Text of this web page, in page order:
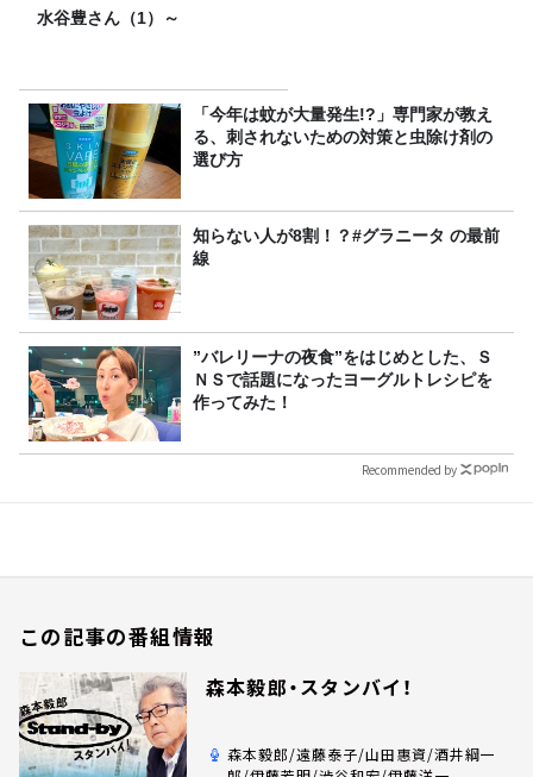
水谷豊さん（1）～
「今年は蚊が大量発生!?」専門家が教え
る、刺されないための対策と虫除け剤の
選び方
知らない人が8割！？#グラニータ の最前
線
”バレリーナの夜食”をはじめとした、Ｓ
ＮＳで話題になったヨーグルトレシピを
作ってみた！
Recommended by
この記事の番組情報
森本毅郎・スタンバイ！
森本毅郎/遠藤泰子/山田惠資/酒井綱一